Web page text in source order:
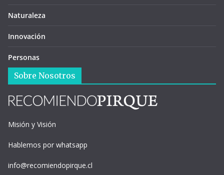
Naturaleza
Innovación
Personas
Sobre Nosotros
Misión y Visión
Hablemos por whatsapp
info@recomiendopirque.cl